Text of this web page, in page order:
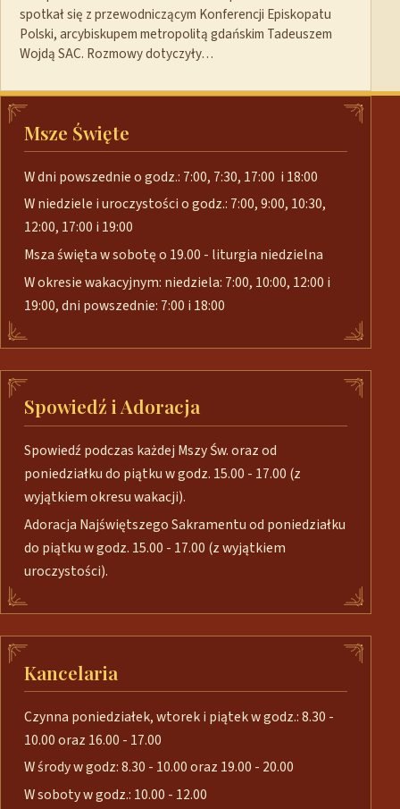
spotkał się z przewodniczącym Konferencji Episkopatu
Polski, arcybiskupem metropolitą gdańskim Tadeuszem
Wojdą SAC. Rozmowy dotyczyły…
Msze Święte
W dni powszednie o godz.: 7:00, 7:30, 17:00 i 18:00
W niedziele i uroczystości o godz.: 7:00, 9:00, 10:30,
12:00, 17:00 i 19:00
Msza święta w sobotę o 19.00 - liturgia niedzielna
W okresie wakacyjnym: niedziela: 7:00, 10:00, 12:00 i
19:00, dni powszednie: 7:00 i 18:00
Spowiedź i Adoracja
Spowiedź podczas każdej Mszy Św. oraz od
poniedziałku do piątku w godz. 15.00 - 17.00 (z
wyjątkiem okresu wakacji).
Adoracja Najświętszego Sakramentu od poniedziałku
do piątku w godz. 15.00 - 17.00 (z wyjątkiem
uroczystości).
Kancelaria
Czynna poniedziałek, wtorek i piątek w godz.: 8.30 -
10.00 oraz 16.00 - 17.00
W środy w godz: 8.30 - 10.00 oraz 19.00 - 20.00
W soboty w godz.: 10.00 - 12.00